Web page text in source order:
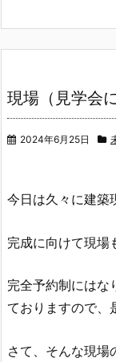
現場（見学会
2024年6月25日
今日は久々に建築
完成に向けて現場
完全予約制にはな
ておりますので、
さて、そんな現場